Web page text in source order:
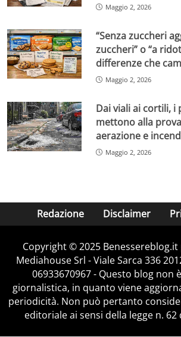
Maggio 2, 2026
“Senza zuccheri
zuccheri” o “a
differenze che
Maggio 2, 2026
Dai viali ai cortili, i
mettono alla
aerazione e
Maggio 2, 2026
Redazione Disclaimer
Copyright © 2025
Mediahouse Srl - Viale Sarca 336
06933670967 - Questo blog non
giornalistica, in quanto viene
periodicità. Non può pertanto
editoriale ai sensi della legge n. 62